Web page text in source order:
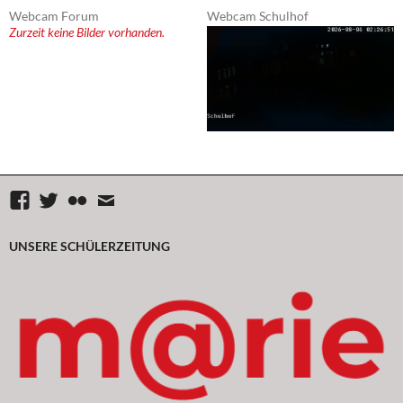
Webcam Forum
Zurzeit keine Bilder vorhanden.
Webcam Schulhof
FacebookTwitter
flickr Mail
UNSERE SCHÜLERZEITUNG